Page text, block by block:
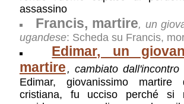
assassino
Francis, martire, un
ugandese: Scheda su Francis,
Edimar, un
martire , cambiato dall'incontro
Edimar, giovanissimo martire
cristiana, fu ucciso perché si